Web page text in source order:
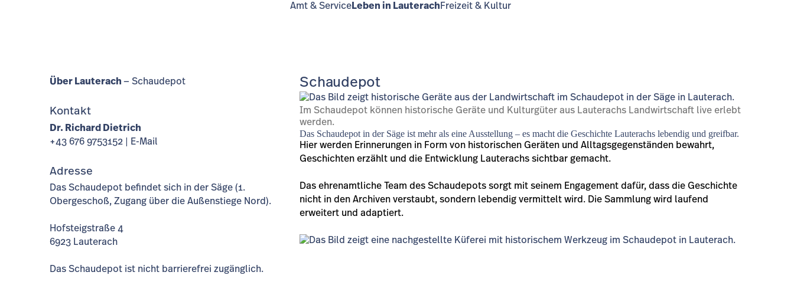
Amt & ServiceLeben in Lauterach Freizeit & Kultur
Über Lauterach Schaudepot
Kontakt
Dr. Richard Dietrich
+43 676 9753152 |
E-Mail
Adresse
Das Schaudepot befindet sich in der Säge (1.
Obergeschoß, Zugang über die Außenstiege Nord).
Hofsteigstraße 4
6923 Lauterach
Das Schaudepot ist nicht barrierefrei zugänglich.
Schaudepot
Im Schaudepot können historische Geräte und Kulturgüter aus Lauterachs Landwirtschaft live erlebt
werden.
Das Schaudepot in der Säge ist mehr als eine Ausstellung – es macht die Geschichte Lauterachs lebendig und greifbar.
Hier werden Erinnerungen in Form von historischen Geräten und Alltagsgegenständen bewahrt,
Geschichten erzählt und die Entwicklung Lauterachs sichtbar gemacht.
Das ehrenamtliche Team des Schaudepots sorgt mit seinem Engagement dafür, dass die Geschichte
nicht in den Archiven verstaubt, sondern lebendig vermittelt wird. Die Sammlung wird laufend
erweitert und adaptiert.